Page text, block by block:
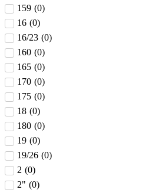
159 (0)
16 (0)
16/23 (0)
160 (0)
165 (0)
170 (0)
175 (0)
18 (0)
180 (0)
19 (0)
19/26 (0)
2 (0)
2" (0)